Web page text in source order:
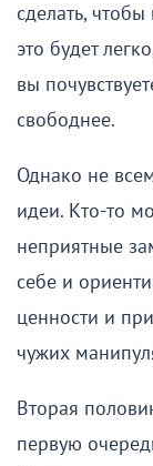
сделать, чтобы
это будет
вы
свободнее.
Однако не
идеи. Кто-то
неприятные
себе и
ценности и
чужих
Вторая
первую